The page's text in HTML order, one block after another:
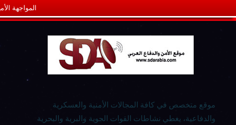
المواجهة
موقع متخصص في كافة المجالات الأمنية والعسكرية
والدفاعية، يغطي نشاطات القوات الجوية والبرية والبحرية